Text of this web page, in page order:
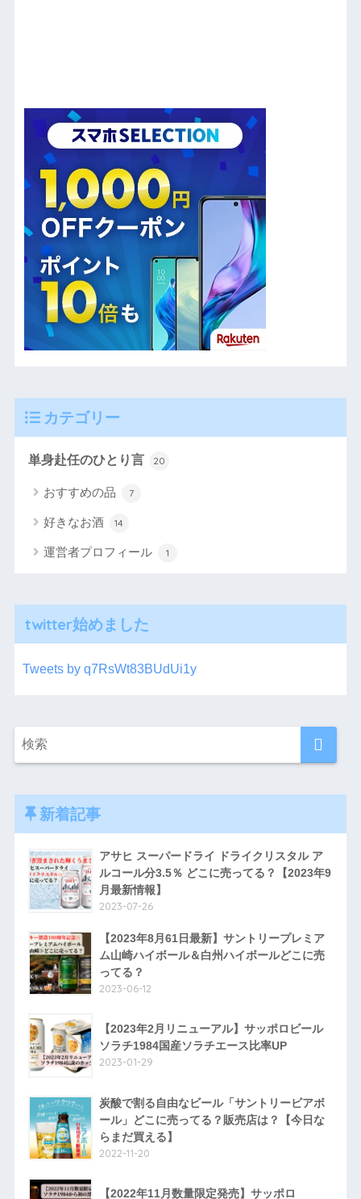
カテゴリー
単身赴任のひとり言 20
おすすめの品 7
好きなお酒 14
運営者プロフィール 1
twitter始めました
Tweets by q7RsWt83BUdUi1y
新着記事
アサヒ スーパードライ ドライクリスタル ア
ルコール分3.5％ どこに売ってる？【2023年9
月最新情報】
2023-07-26
【2023年8月61日最新】サントリープレミア
ム山崎ハイボール＆白州ハイボールどこに売
ってる？
2023-06-12
【2023年2月リニューアル】サッポロビール
ソラチ1984国産ソラチエース比率UP
2023-01-29
炭酸で割る自由なビール「サントリービアボ
ール」どこに売ってる？販売店は？【今日な
らまだ買える】
2022-11-20
【2022年11月数量限定発売】サッポロ